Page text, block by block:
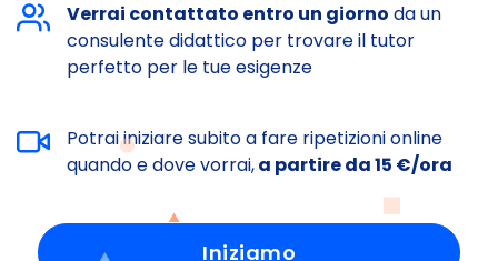
Verrai contattato entro un giorno da un
consulente didattico per trovare il tutor
perfetto per le tue esigenze
Potrai iniziare subito a fare ripetizioni online
quando e dove vorrai,a partire da 15 €/ora
Iniziamo